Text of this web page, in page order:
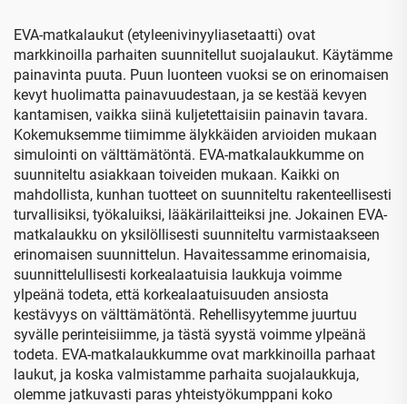
EVA-matkalaukut (etyleenivinyyliasetaatti) ovat
markkinoilla parhaiten suunnitellut suojalaukut. Käytämme
painavinta puuta. Puun luonteen vuoksi se on erinomaisen
kevyt huolimatta painavuudestaan, ja se kestää kevyen
kantamisen, vaikka siinä kuljetettaisiin painavin tavara.
Kokemuksemme tiimimme älykkäiden arvioiden mukaan
simulointi on välttämätöntä. EVA-matkalaukkumme on
suunniteltu asiakkaan toiveiden mukaan. Kaikki on
mahdollista, kunhan tuotteet on suunniteltu rakenteellisesti
turvallisiksi, työkaluiksi, lääkärilaitteiksi jne. Jokainen EVA-
matkalaukku on yksilöllisesti suunniteltu varmistaakseen
erinomaisen suunnittelun. Havaitessamme erinomaisia,
suunnittelullisesti korkealaatuisia laukkuja voimme
ylpeänä todeta, että korkealaatuisuuden ansiosta
kestävyys on välttämätöntä. Rehellisyytemme juurtuu
syvälle perinteisiimme, ja tästä syystä voimme ylpeänä
todeta. EVA-matkalaukkumme ovat markkinoilla parhaat
laukut, ja koska valmistamme parhaita suojalaukkuja,
olemme jatkuvasti paras yhteistyökumppani koko